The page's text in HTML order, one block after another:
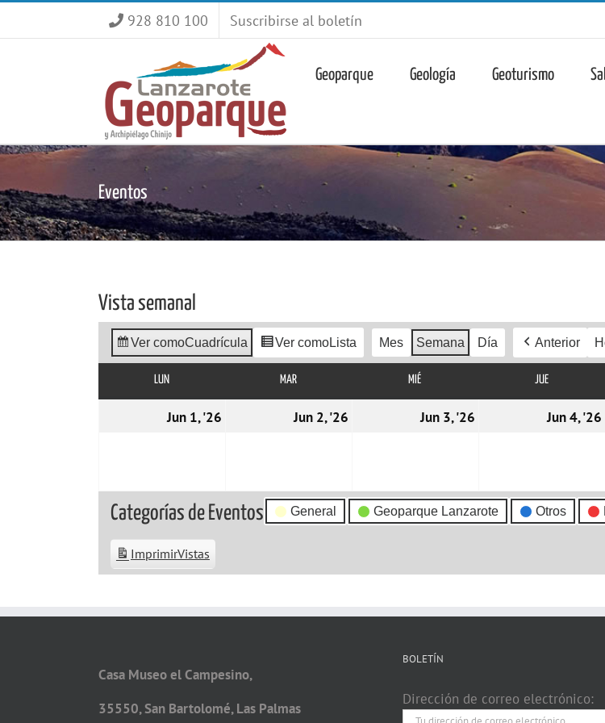
928 810 100 Suscribirse al boletín
Geoparque Geología Geoturismo
Eventos
Vista semanal
Ver comoCuadrícula Ver comoLista Mes Semana Día Anterior
LUNLUNES MARMARTES MIÉ JUEJUEVES
Jun 1, '26 01/06/2026Jun 2, '26 02/06/2026Jun 3, '26 03/06/2026Jun 4, '26
Categorías de Eventos General Geoparque Lanzarote Otros
ImprimirVistas
Casa Museo el Campesino,
35550, San Bartolomé, Las Palmas
BOLETÍN
Dirección de correo electrónico: